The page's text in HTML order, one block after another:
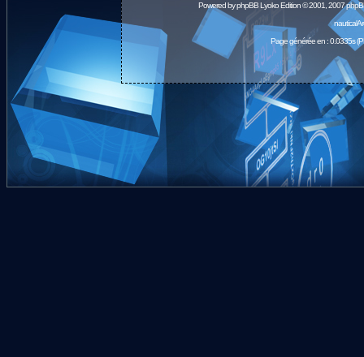
Powered byphpBBLyoko Edition © 2001, 2007
Page générée en : 0.0335s